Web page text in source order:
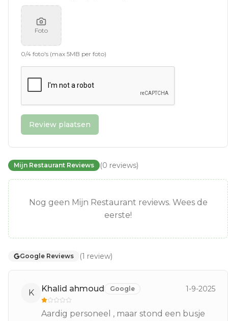
Foto
0/4 foto's (max 5MB per foto)
Review plaatsen
Mijn Restaurant Reviews (0 reviews)
Nog geen Mijn Restaurant reviews. Wees de
eerste!
Google Reviews (1 review)
K Khalid ahmoud Google 1-9-2025
Aardig personeel , maar stond een busje